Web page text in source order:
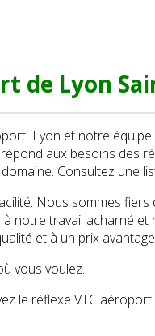
de Lyon
Lyon et notre
aux besoins des
Consultez une
Nous sommes
notre travail acharné
et à un prix
vous voulez.
le réflexe VTC